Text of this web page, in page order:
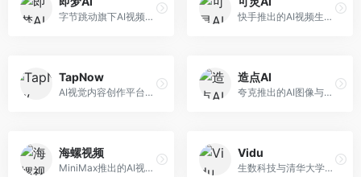
字节跳动旗下AI视频创作平台，支持多模态内容生成。面向内容创作者和营销人员，提供文生视频、图生视频、智能剪辑等功能，中文理解能力强，创作效率高。 快手推出的AI视频生成平台，支持文生视频和图生视频，可生成长达2分钟的高质量视频内容。面向短视频创作者和营销人员，操作简便，生成效果逼真，适合商业推广和创意表达。
TapNow
AI视觉内容创作平台，整合图像与视频生成能力。面向内容创作者，提供文生图、文生视频、智能编辑等服务，创作工具丰富，一站式体验便捷。
造点AI
夸克推出的AI图像与视频创作平台。面向普通用户和内容创作者，提供文生图、文生视频等功能，操作简便，与夸克生态深度整合。
海螺视频
MiniMax推出的AI视频生成工具，支持高质量视频创作。面向内容创作者，提供文生视频、视频编辑等功能，生成速度快，视频效果自然流畅。
Vidu
生数科技与清华大学联合研发的AI视频生成大模型。面向视频创作者和内容生产者，支持文生视频、图生视频，视频质量高，物理运动理解准确，国产视频生成领先工具。